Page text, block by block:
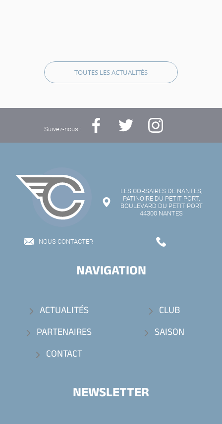
TOUTES LES ACTUALITÉS
Suivez-nous :
LES CORSAIRES DE NANTES,
PATINOIRE DU PETIT PORT,
BOULEVARD DU PETIT PORT
44300 NANTES
NOUS CONTACTER
NAVIGATION
ACTUALITÉS
CLUB
PARTENAIRES
SAISON
CONTACT
NEWSLETTER